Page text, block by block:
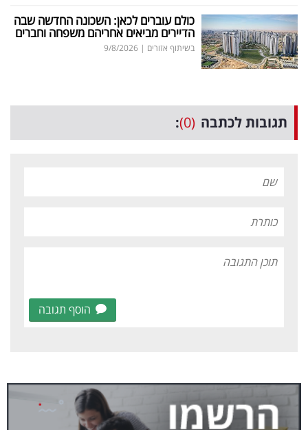
כולם עוברים לכאן: השכונה החדשה שבה
הדיירים מביאים אחריהם משפחה וחברים
בשיתוף אזורים |
9/8/2026
תגובות לכתבה (0)
:
הוסף תגובה